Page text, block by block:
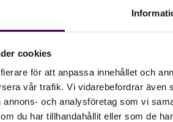
cookies
för att anpassa innehållet och
vår trafik. Vi vidarebefordrar även
och analysföretag som vi
du har tillhandahållit eller som de